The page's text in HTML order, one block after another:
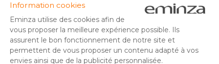
NEDERLAND
SUISSE
* Vous disposez de 30 jours (à compter de la réception ou du
retrait de votre colis) pour effectuer un retour de produits et
** Expédition le jour même pour toute commande passée avant